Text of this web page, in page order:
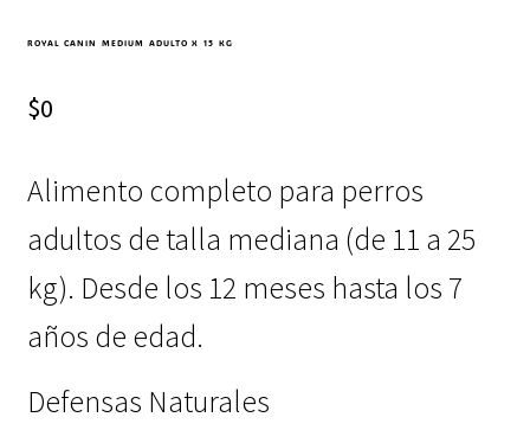
ROYAL CANIN MEDIUM ADULTO X 15 KG
$0
Alimento completo para perros
adultos de talla mediana (de 11 a 25
kg). Desde los 12 meses hasta los 7
años de edad.
Defensas Naturales